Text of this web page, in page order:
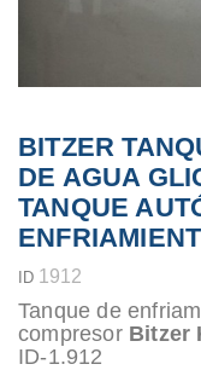
BITZER
DE AGUA
TANQUE
ID 1912
Tanque de
compresor Bitzer
ID-1.912